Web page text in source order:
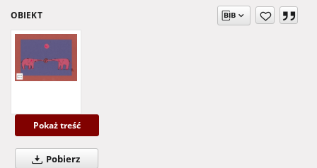
OBIEKT
Pokaż treść
Pobierz